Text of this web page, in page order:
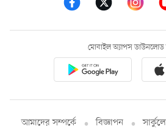
মোবাইল অ্যাপস
আমাদের সম্পর্কে বিজ্ঞাপন